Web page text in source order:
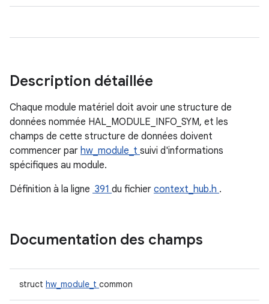
Description détaillée
Chaque module matériel doit avoir une structure de
données nommée HAL_MODULE_INFO_SYM, et les
champs de cette structure de données doivent
commencer par hw_module_t suivi d'informations
spécifiques au module.
Définition à la ligne 391 du fichier context_hub.h .
Documentation des champs
struct hw_module_t common